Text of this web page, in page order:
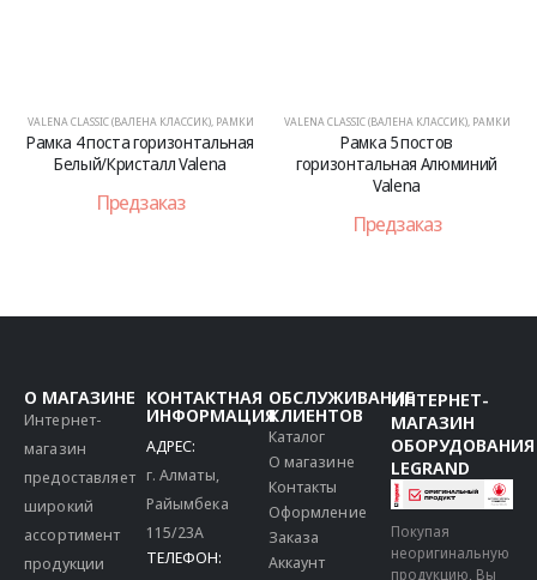
VALENA CLASSIC (ВАЛЕНА КЛАССИК), РАМКИ
Рамка 4 поста горизонтальная
Белый/Кристалл Valena
Предзаказ
VALENA CLASSIC (ВАЛЕНА КЛАССИК), РАМКИ
Рамка 5 постов
горизонтальная Алюминий
Valena
Предзаказ
О МАГАЗИНЕ
Интернет-
магазин
предоставляет
широкий
ассортимент
продукции
КОНТАКТНАЯ
ИНФОРМАЦИЯ
АДРЕС:
г. Алматы,
Райымбека
115/23A
ТЕЛЕФОН:
ОБСЛУЖИВАНИЕ
КЛИЕНТОВ
Каталог
О магазине
Контакты
Оформление
Заказа
Аккаунт
ИНТЕРНЕТ-
МАГАЗИН
ОБОРУДОВАНИЯ
LEGRAND
Покупая
неоригинальную
продукцию, Вы